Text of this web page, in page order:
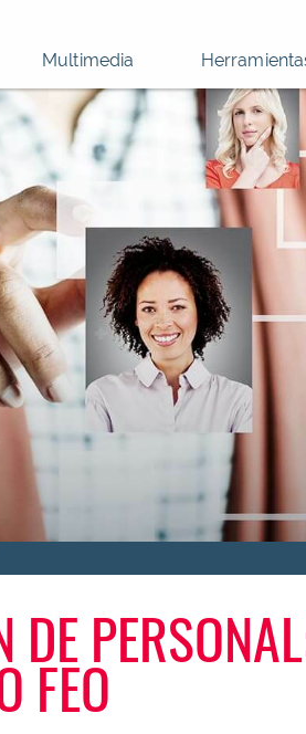
Multimedia
DE
FEO